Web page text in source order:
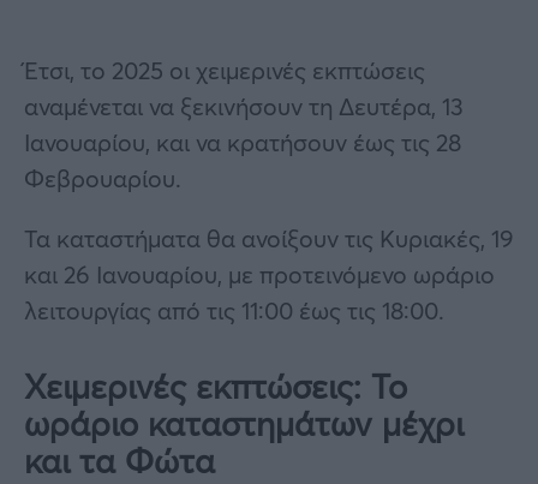
Έτσι, το 2025 οι χειμερινές εκπτώσεις
αναμένεται να ξεκινήσουν τη Δευτέρα, 13
Ιανουαρίου, και να κρατήσουν έως τις 28
Φεβρουαρίου.
Τα καταστήματα θα ανοίξουν τις Κυριακές, 19
και 26 Ιανουαρίου, με προτεινόμενο ωράριο
λειτουργίας από τις 11:00 έως τις 18:00.
Χειμερινές εκπτώσεις: Το
ωράριο καταστημάτων μέχρι
και τα Φώτα